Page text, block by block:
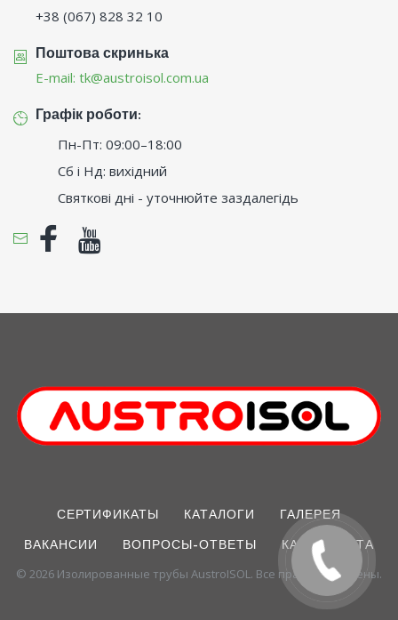
+38 (067) 828 32 10
Поштова скринька
E-mail: tk@austroisol.com.ua
Графік роботи:
Пн-Пт: 09:00–18:00
Сб і Нд: вихідний
Святкові дні - уточнюйте заздалегідь
Facebook
СЕРТИФИКАТЫ КАТАЛОГИ
ГАЛЕРЕЯ
ВАКАНСИИ
ВОПРОСЫ-ОТВЕТЫ КАРТА САЙТА
© 2026 Изолированные трубы AustroISOL. Все права защищены.